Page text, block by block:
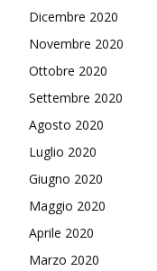
Dicembre 2020
Novembre 2020
Ottobre 2020
Settembre 2020
Agosto 2020
Luglio 2020
Giugno 2020
Maggio 2020
Aprile 2020
Marzo 2020